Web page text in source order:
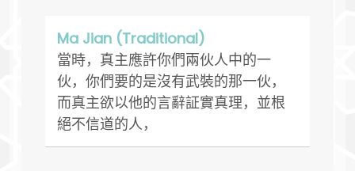
Ma Jian (Traditional)
當時，真主應許你們兩伙人中的一
伙，你們要的是沒有武裝的那一伙，
而真主欲以他的言辭証實真理，並根
絕不信道的人，